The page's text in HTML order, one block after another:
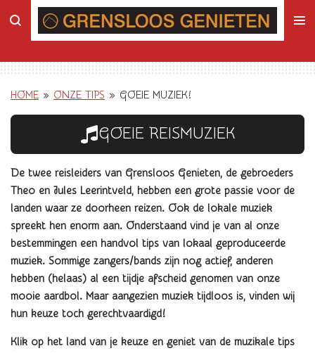
Ga
de
HOME » ONZE TIPS » GOEIE MUZIEK!
GOEIE REISMUZIEK
De twee reisleiders van Grensloos Genieten, de gebroeders
Theo en Jules Leerintveld, hebben een grote passie voor de
landen waar ze doorheen reizen. Ook de lokale muziek
spreekt hen enorm aan. Onderstaand vind je van al onze
bestemmingen een handvol tips van lokaal geproduceerde
muziek. Sommige zangers/bands zijn nog actief, anderen
hebben (helaas) al een tijdje afscheid genomen van onze
mooie aardbol. Maar aangezien muziek tijdloos is, vinden wij
hun keuze toch gerechtvaardigd!
Klik op het land van je keuze en geniet van de muzikale tips